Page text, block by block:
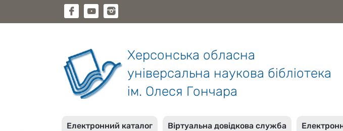
Херсонська обласна
універсальна наукова бібліотека
ім. Олеся Гончара
Електронний каталог Віртуальна довідкова служба